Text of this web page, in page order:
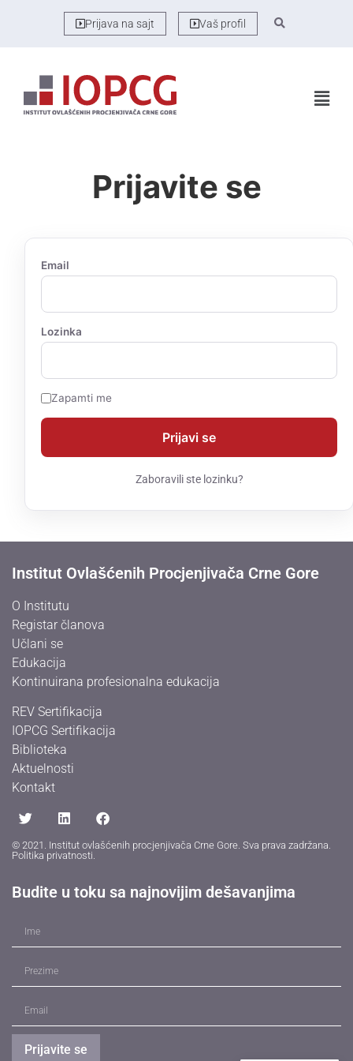
Prijava na sajt Vaš profil
Prijavite se
Email
Lozinka
Zapamti me
Zaboravili ste lozinku?
Institut Ovlašćenih Procjenjivača Crne Gore
O Institutu
Registar članova
Učlani se
Edukacija
Kontinuirana profesionalna edukacija
REV Sertifikacija
IOPCG Sertifikacija
Biblioteka
Aktuelnosti
Kontakt
© 2021. Institut ovlašćenih procjenjivača Crne Gore. Sva prava zadržana.
Politika privatnosti
Budite u toku sa najnovijim dešavanjima
Prijavite se